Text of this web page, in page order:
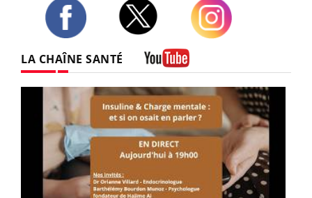
LA CHAÎNE SANTÉ